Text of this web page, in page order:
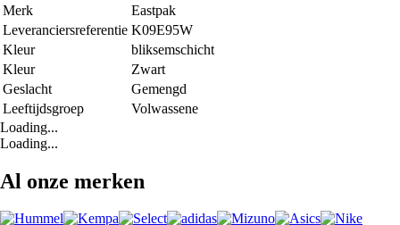
Merk
Eastpak
Leveranciersreferentie K09E95W
Kleur
bliksemschicht
Kleur
Zwart
Geslacht
Gemengd
Leeftijdsgroep
Volwassene
Loading...
Loading...
Al onze merken